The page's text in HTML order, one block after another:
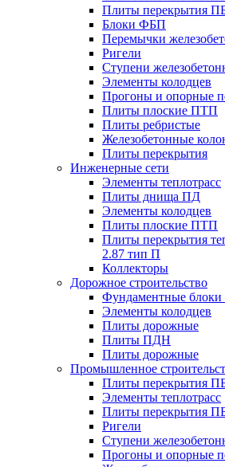
Плиты перекрытия
Блоки ФБП
Перемычки
Ригели
Ступени
Элементы колодцев
Прогоны и опорные
Плиты плоские ПТП
Плиты ребристые
Железобетонные
Плиты перекрытия
Инженерные сети
Элементы теплотрасс
Плиты днища ПД
Элементы колодцев
Плиты плоские ПТП
Плиты перекрытия
2.87 тип П
Коллекторы
Дорожное строительство
Фундаментные
Элементы колодцев
Плиты дорожные
Плиты ПДН
Плиты дорожные
Промышленное
Плиты перекрытия
Элементы теплотрасс
Плиты перекрытия
Ригели
Ступени
Прогоны и опорные